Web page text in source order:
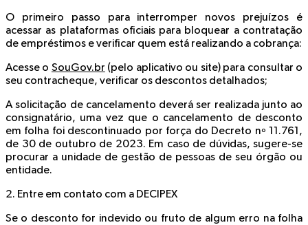
O primeiro passo para interromper novos prejuízos é
acessar as plataformas oficiais para bloquear a contratação
de empréstimos e verificar quem está realizando a cobrança:
Acesse o SouGov.br (pelo aplicativo ou site) para consultar o
seu contracheque, verificar os descontos detalhados;
A solicitação de cancelamento deverá ser realizada junto ao
consignatário, uma vez que o cancelamento de desconto
em folha foi descontinuado por força do Decreto nº 11.761,
de 30 de outubro de 2023. Em caso de dúvidas, sugere-se
procurar a unidade de gestão de pessoas de seu órgão ou
entidade.
2. Entre em contato com a DECIPEX
Se o desconto for indevido ou fruto de algum erro na folha